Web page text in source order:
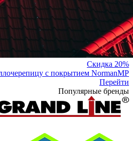
Скидка 20%
с покрытием NormanMP
Перейти
Популярные бренды